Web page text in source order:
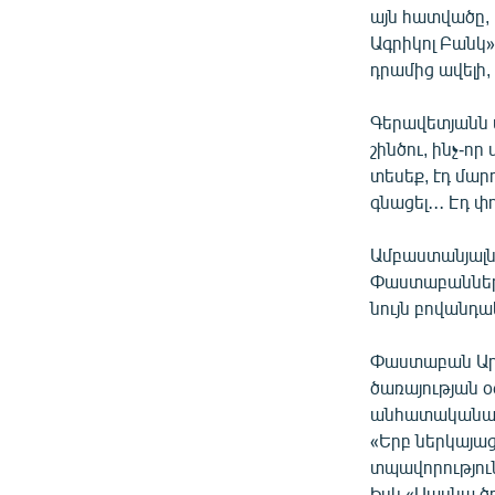
այն հատվածը,
Ագրիկոլ
դրամից
Գերավետյանն
շինծու, ինչ-
տեսեք, էդ
գնացել․․․ Էդ
նույն
Փաստաբան
ծառայության
«Երբ